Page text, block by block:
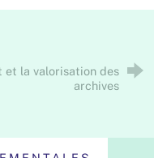
et la valorisation des
archives